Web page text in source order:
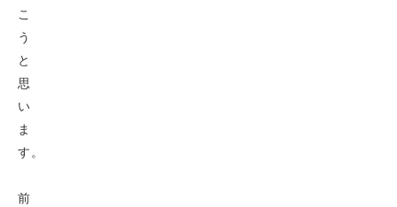
こ
う
と
思
い
ま
す。
前